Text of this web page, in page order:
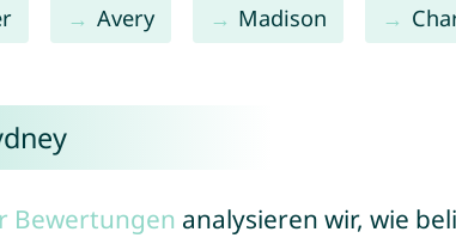
Avery Madison
Bewertungen analysieren wir, wie